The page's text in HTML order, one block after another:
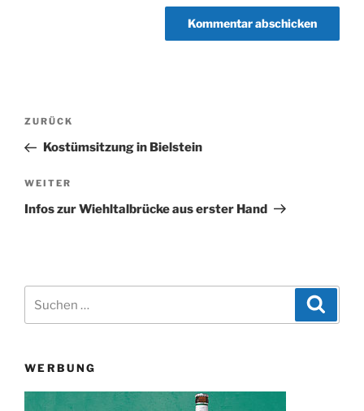
Beitragsnavigation
Vorheriger
Beitrag
ZURÜCK
Kostümsitzung in Bielstein
Nächster
Beitrag
WEITER
Infos zur Wiehltalbrücke aus erster Hand
WERBUNG